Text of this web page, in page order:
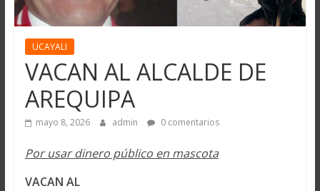
UCAYALI
VACAN AL ALCALDE DE
AREQUIPA
mayo 8, 2026 admin 0 comentarios
Por usar dinero público en mascota
VACAN AL